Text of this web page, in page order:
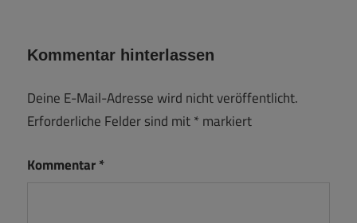
Kommentar hinterlassen
Deine E-Mail-Adresse wird nicht veröffentlicht.
Erforderliche Felder sind mit* markiert
Kommentar*